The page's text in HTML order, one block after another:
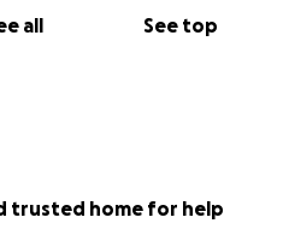
all See top
trusted home for help